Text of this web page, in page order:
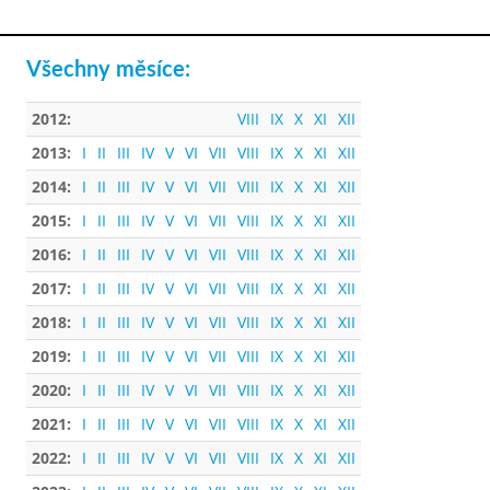
Všechny měsíce:
2012: VIII IX X XI XII
2013:
I II III IV V VI VII VIII IX X XI XII
2014:
I II III IV V VI VII VIII IX X XI XII
2015:
I II III IV V VI VII VIII IX X XI XII
2016:
I II III IV V VI VII VIII IX X XI XII
2017:
I II III IV V VI VII VIII IX X XI XII
2018:
I II III IV V VI VII VIII IX X XI XII
2019:
I II III IV V VI VII VIII IX X XI XII
2020:
I II III IV V VI VII VIII IX X XI XII
2021:
I II III IV V VI VII VIII IX X XI XII
2022:
I II III IV V VI VII VIII IX X XI XII